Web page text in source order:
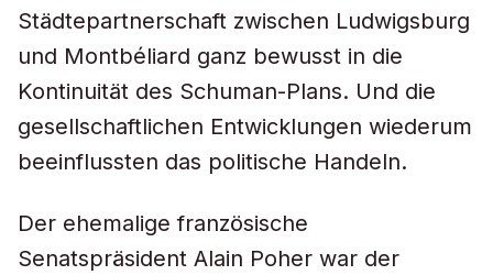
Städtepartnerschaft zwischen Ludwigsburg
und Montbéliard ganz bewusst in die
Kontinuität des Schuman-Plans. Und die
gesellschaftlichen Entwicklungen wiederum
beeinflussten das politische Handeln.
Der ehemalige französische
Senatspräsident Alain Poher war der